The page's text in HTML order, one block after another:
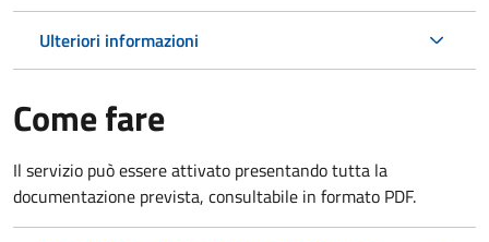
Ulteriori informazioni
Come fare
Il servizio può essere attivato presentando tutta la
documentazione prevista, consultabile in formato PDF.